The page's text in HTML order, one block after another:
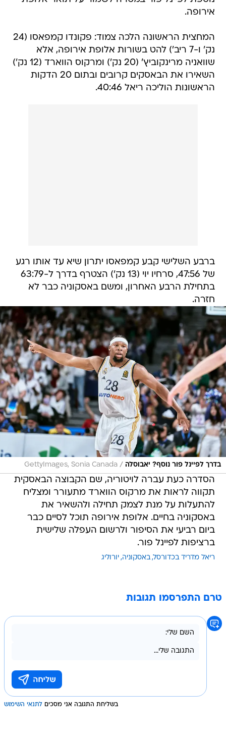
אירופה.
המחצית הראשונה הלכה צמוד: פקונדו קמפאסו (24
נק' ו-7 ריב') להט בשורות אלופת אירופה, אלא
שוואניה מרינקוביץ' (20 נק') ומרקוס הווארד (12 נק')
השאירו את הבאסקים קרובים ובתום 20 הדקות
הראשונות הוליכה ריאל 40:46.
ברבע השלישי קבע קמפאסו יתרון שיא עד אותו רגע
של 47:56, סרחיו יוי (13 נק') הצטרף בדרך ל-63:79
בתחילת הרבע האחרון, ומשם באסקוניה כבר לא
חזרה.
בדרך לפיינל פור נוסף? יאבוסלה /
GettyImages, Sonia Canada
הסדרה כעת עברה לויטוריה, שם הקבוצה הבאסקית
תקווה לראות את מרקוס הווארד מתעורר ומצליח
להתעלות על מנת לצמק תחילה ולהשאיר את
באסקוניה בחיים. אלופת אירופה תוכל לסיים כבר
ביום רביעי את הסיפור ולרשום העפלה שלישית
ברציפות לפיינל פור.
ריאל מדריד בכדורסל באסקוניה יורוליג
טרם התפרסמו תגובות
בשליחת התגובה אני מסכים לתנאי השימוש